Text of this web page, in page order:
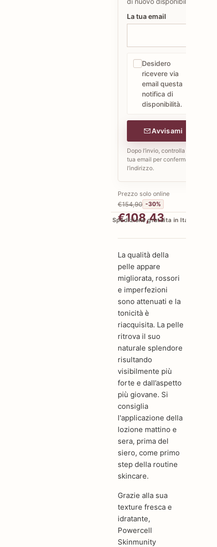
Prezzo solo online
€154,90 -30%
€108,43
La tua email
Desidero
ricevere via
email questa
notifica di
disponibilità.
Avvisami
Dopo l’invio, controlla la
tua email per confermare
l’indirizzo.
Spedizione gratuita in Italia
La qualità della
pelle appare
migliorata, rossori
e imperfezioni
sono attenuati e la
tonicità è
riacquisita. La pelle
ritrova il suo
naturale splendore
risultando
visibilmente più
forte e dall’aspetto
più giovane. Si
consiglia
l'applicazione della
lozione mattino e
sera, prima del
siero, come primo
step della routine
skincare.
Grazie alla sua
texture fresca e
idratante,
Powercell
Skinmunity